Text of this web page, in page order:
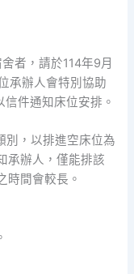
者，請於114年9月
承辦人會特別協助
件通知床位安排。
別，以排進空床位為
承辦人，僅能排該
時間會較長。